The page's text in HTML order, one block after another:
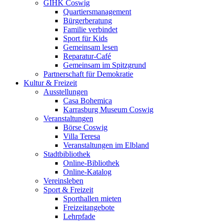
GIHK Coswig
Quartiersmanagement
Bürgerberatung
Familie verbindet
Sport für Kids
Gemeinsam lesen
Reparatur-Café
Gemeinsam im Spitzgrund
Partnerschaft für Demokratie
Kultur & Freizeit
Ausstellungen
Casa Bohemica
Karrasburg Museum Coswig
Veranstaltungen
Börse Coswig
Villa Teresa
Veranstaltungen im Elbland
Stadtbibliothek
Online-Bibliothek
Online-Katalog
Vereinsleben
Sport & Freizeit
Sporthallen mieten
Freizeitangebote
Lehrpfade